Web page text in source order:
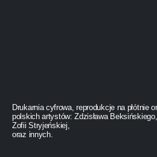
Drukarnia cyfrowa, reprodukcje na płótnie
polskich artystów: Zdzisława
Zofii Stryjeńskiej,
oraz innych.